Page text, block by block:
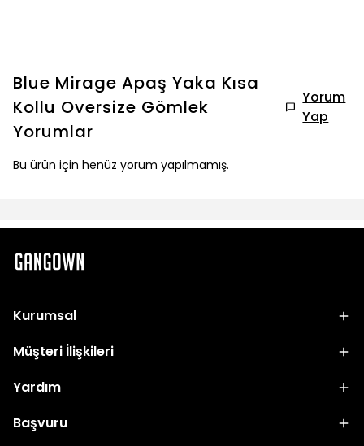
Blue Mirage Apaş Yaka Kısa
Kollu Oversize Gömlek
Yorumlar
Yorum
Yap
Bu ürün için henüz yorum yapılmamış.
Kurumsal
Müşteri İlişkileri
Yardım
Başvuru